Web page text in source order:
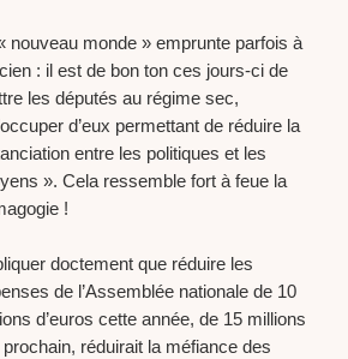
nouveau monde » emprunte parfois à
: il est de bon ton ces jours-ci de
les députés au régime sec,
d’eux permettant de réduire la
entre les politiques et les
». Cela ressemble fort à feue la
!
doctement que réduire les
de l’Assemblée nationale de 10
d’euros cette année, de 15 millions
prochain, réduirait la méfiance des